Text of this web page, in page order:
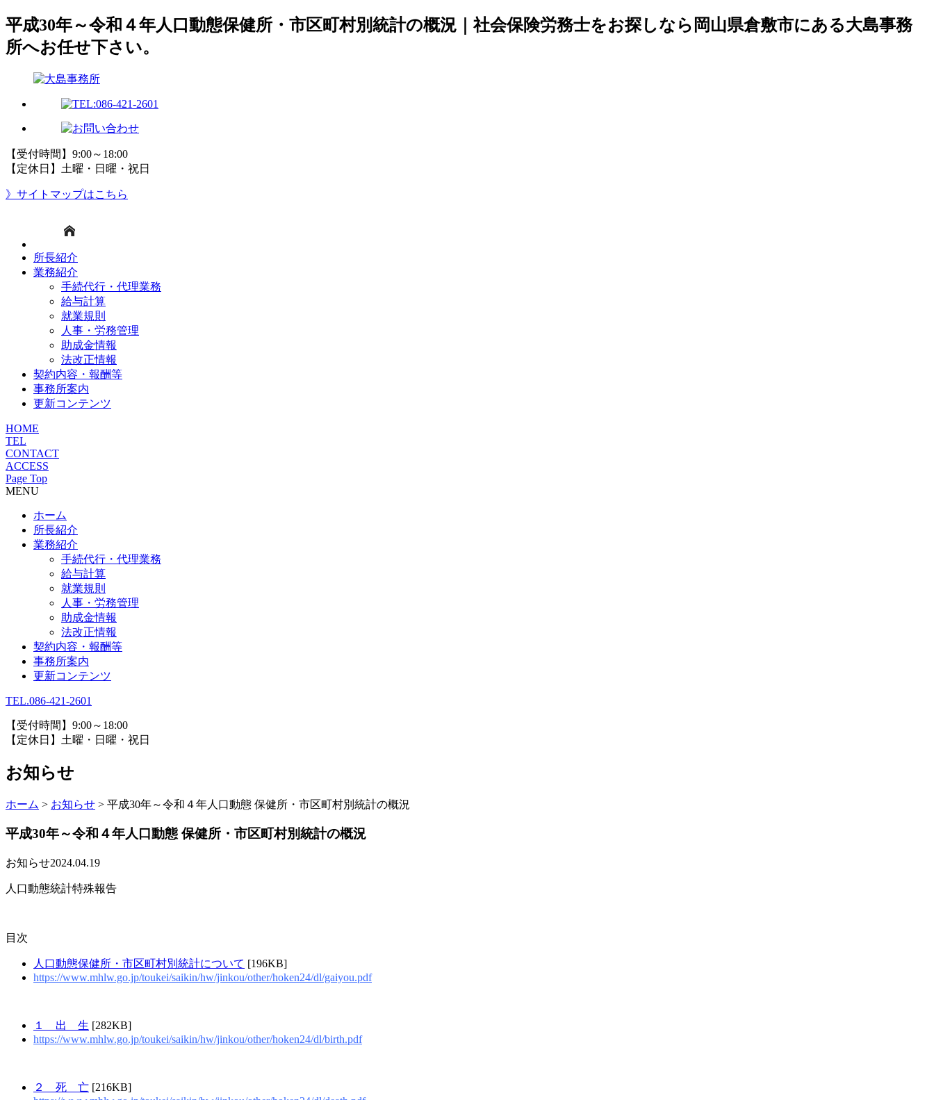
平成30年～令和４年人口動態保健所・市区町村別統計の概況｜社会保険労務士をお探しなら岡山県倉敷市にある大島事務
所へお任せ下さい。
【受付時間】9:00～18:00
【定休日】土曜・日曜・祝日
》サイトマップはこちら
所長紹介
業務紹介
手続代行・代理業務
給与計算
就業規則
人事・労務管理
助成金情報
法改正情報
契約内容・報酬等
事務所案内
更新コンテンツ
HOME
TEL
CONTACT
ACCESS
Page Top
MENU
ホーム
所長紹介
業務紹介
手続代行・代理業務
給与計算
就業規則
人事・労務管理
助成金情報
法改正情報
契約内容・報酬等
事務所案内
更新コンテンツ
TEL.086-421-2601
【受付時間】9:00～18:00
【定休日】土曜・日曜・祝日
お知らせ
ホーム > お知らせ > 平成30年～令和４年人口動態 保健所・市区町村別統計の概況
平成30年～令和４年人口動態 保健所・市区町村別統計の概況
お知らせ2024.04.19
人口動態統計特殊報告
目次
人口動態保健所・市区町村別統計について [196KB]
https://www.mhlw.go.jp/toukei/saikin/hw/jinkou/other/hoken24/dl/gaiyou.pdf
１ 出 生 [282KB]
https://www.mhlw.go.jp/toukei/saikin/hw/jinkou/other/hoken24/dl/birth.pdf
２ 死 亡 [216KB]